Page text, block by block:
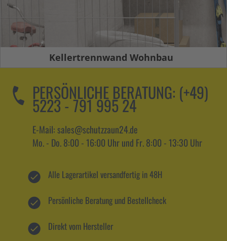
Kellertrennwand Wohnbau
PERSÖNLICHE BERATUNG: (+49)
5223 - 791 995 24
E-Mail: sales@schutzzaun24.de
Mo. - Do. 8:00 - 16:00 Uhr und Fr. 8:00 - 13:30 Uhr
Alle Lagerartikel versandfertig in 48H
Persönliche Beratung und Bestellcheck
Direkt vom Hersteller